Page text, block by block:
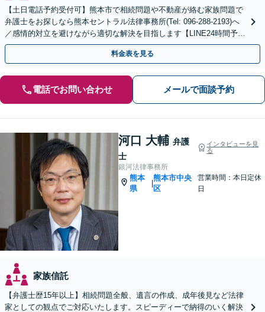
【土日電話予約受付可】熊本市で相続問題や不動産が絡む家族問題で
弁護士をお探しなら熊本セントラル法律事務所(Tel: 096-288-2193)へ
／感情的対立を避けながら適切な解決を目指します【LINE24時間予約
受付可】【休日・夜間相談可】
料金表を見る
電話でお問い合わせ メールで面談予約
河口 大輔 弁護
士
インタビューを見
る
銀河法律事務所
熊本
県
|
熊本市中央
区
営業時間：本日定休
日
家族信託
【弁護士歴15年以上】相続問題全般、遺言の作成、成年後見など法律
家としての観点でご対応いたします。スピーディーで納得のいく解決